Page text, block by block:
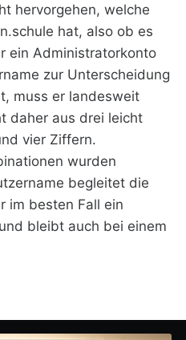
hervorgehen, welche
hat, also ob es
ein Administratorkonto
zur Unterscheidung
muss er landesweit
daher aus drei leicht
vier Ziffern.
wurden
begleitet die
im besten Fall ein
bleibt auch bei einem